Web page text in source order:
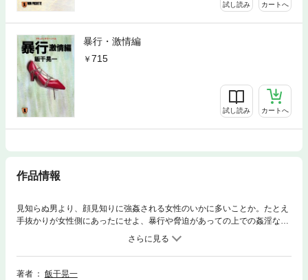
試し読み カートへ
暴行・激情編
715
試し読み カートへ
作品情報
見知らぬ男より、顔見知りに強姦される女性のいかに多いことか。たとえ
手抜かりが女性側にあったにせよ、暴行や脅迫があっての上での姦淫なら
ば、法律は強姦だと判断する…。大好評『生贄』シリーズに続き、新たな
視点で男の犯罪を赤裸々に描く迫真の新シリーズ、登場！
著者
飯干晃一